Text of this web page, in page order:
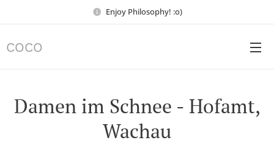
Enjoy Philosophy! :o)
COCO
Damen im Schnee - Hofamt,
Wachau